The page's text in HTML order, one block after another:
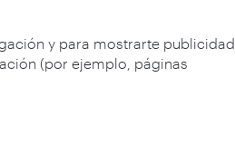
y para mostrarte publicidad
(por ejemplo, páginas